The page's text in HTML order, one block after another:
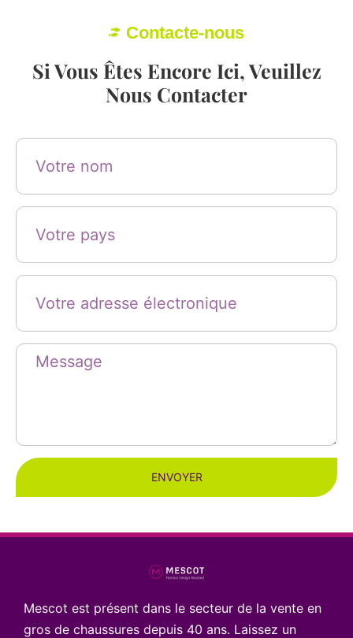
Contacte-nous
Si Vous Êtes Encore Ici, Veuillez
Nous Contacter
ENVOYER
Mescot est présent dans le secteur de la vente en
gros de chaussures depuis 40 ans. Laissez un